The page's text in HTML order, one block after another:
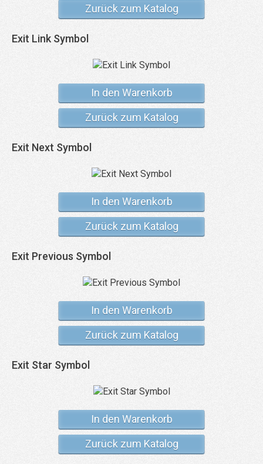
Zurück zum Katalog
Exit Link Symbol
In den Warenkorb
Zurück zum Katalog
Exit Next Symbol
In den Warenkorb
Zurück zum Katalog
Exit Previous Symbol
In den Warenkorb
Zurück zum Katalog
Exit Star Symbol
In den Warenkorb
Zurück zum Katalog